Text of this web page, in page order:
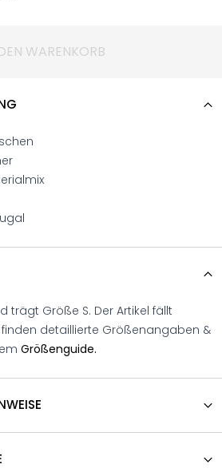
WARENKORB
trägt Größe S. Der Artikel fällt
detaillierte Größenangaben &
Größenguide.